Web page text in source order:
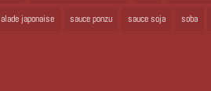
japonaise sauce ponzu sauce soja soba